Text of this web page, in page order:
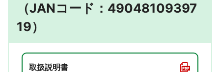
（JANコード：49048109397
19）
取扱説明書